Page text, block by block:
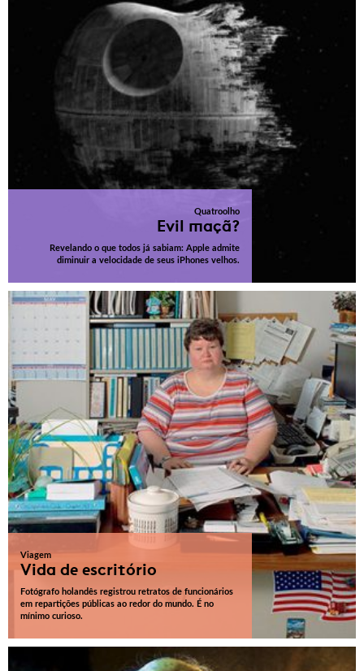
Quatroolho
Evil maçã?
Revelando o que todos já sabiam: Apple admite
diminuir a velocidade de seus iPhones velhos.
Viagem
Vida de escritório
Fotógrafo holandês registrou retratos de funcionários
em repartições públicas ao redor do mundo. É no
mínimo curioso.